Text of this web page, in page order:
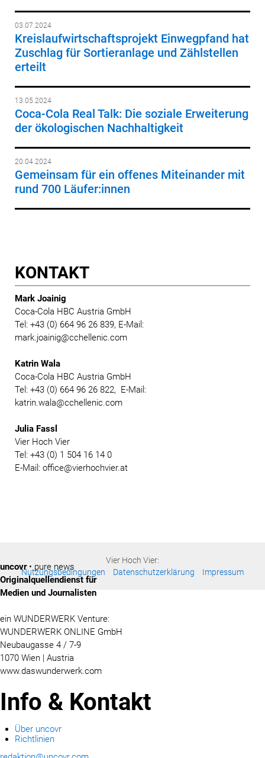
03.07.2024
Kreislaufwirtschaftsprojekt Einwegpfand hat
Zuschlag für Sortieranlage und Zählstellen
erteilt
13.05.2024
Coca-Cola Real Talk: Die soziale Erweiterung
der ökologischen Nachhaltigkeit
20.04.2024
Gemeinsam für ein offenes Miteinander mit
rund 700 Läufer:innen
KONTAKT
Mark Joainig
Coca-Cola HBC Austria GmbH
Tel: +43 (0) 664 96 26 839, E-Mail:
mark.joainig@cchellenic.com
Katrin Wala
Coca-Cola HBC Austria GmbH
Tel: +43 (0) 664 96 26 822, E-Mail:
katrin.wala@cchellenic.com
Julia Fassl
Vier Hoch Vier
Tel: +43 (0) 1 504 16 14 0
E-Mail: office@vierhochvier.at
Vier Hoch Vier:
Nutzungsbedingungen
Datenschutzerklärung Impressum
uncovr• pure news
Originalquellendienst für
Medien und Journalisten
ein WUNDERWERK Venture:
WUNDERWERK ONLINE GmbH
Neubaugasse 4 / 7-9
1070 Wien | Austria
www.daswunderwerk.com
Info & Kontakt
Über uncovr
Richtlinien